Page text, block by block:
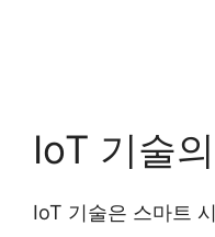
IoT 기술
IoT 기술은 스마트